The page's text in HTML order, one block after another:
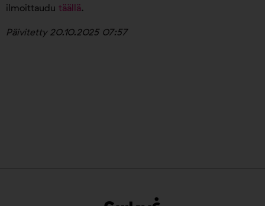
ilmoittaudu täällä.
Päivitetty 20.10.2025 07:57